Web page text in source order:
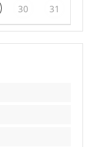
30 31